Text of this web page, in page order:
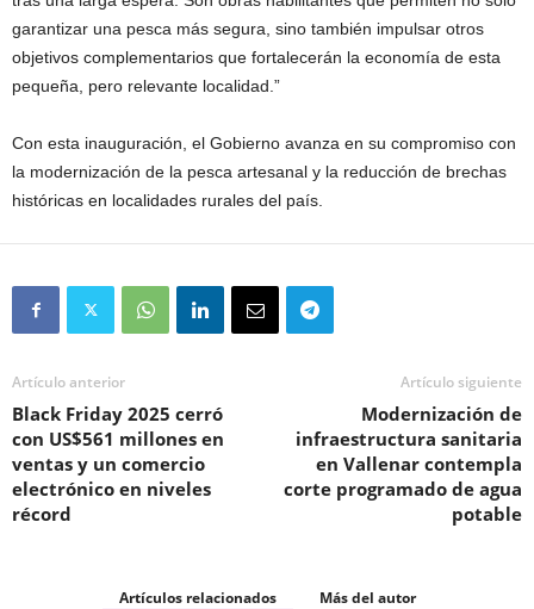
garantizar una pesca más segura, sino también impulsar otros
objetivos complementarios que fortalecerán la economía de esta
pequeña, pero relevante localidad.”
Con esta inauguración, el Gobierno avanza en su compromiso con
la modernización de la pesca artesanal y la reducción de brechas
históricas en localidades rurales del país.
Artículo anterior
Black Friday 2025 cerró
con US$561 millones en
ventas y un comercio
electrónico en niveles
récord
Artículo siguiente
Modernización de
infraestructura sanitaria
en Vallenar contempla
corte programado de agua
potable
Artículos relacionados Más del autor